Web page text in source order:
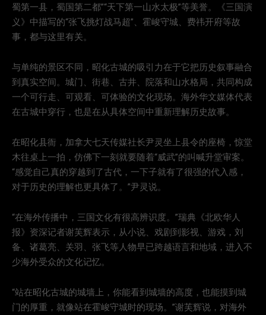
蜀第一县，蜀国第二都”“天下第一山水太极”等美誉。《三国演
义》中描写的“张飞挑灯战马超”、霍峻守城、费祎开府等故
事，都与这里有关。
与单纯的景区不同，昭化古城的吸引力在于它把历史叙事融合
到真实空间。城门、街巷、古井、院落和山水格局，共同构成
一个可行走、可观看、可体验的文化现场。海外华文媒体代表
在古城中穿行，也是在从具体空间中重新理解历史故事。
在昭化县衙，加拿大七天传媒社长尹灵坐上县令的座椅，惊堂
木往桌上一拍，仿佛下一刻就要随着“威武”的叫喊升堂审案。
“感觉自己真的穿越到了古代，一下子就有了很强的代入感，
对于历史的理解也更具体了。”尹灵说。
“在海外传播中，三国文化有很高辨识度。”瑞典《北欧华人
报》资深记者谢芙辉表示，从小说、戏剧到影视、游戏，刘
备、诸葛亮、关羽、张飞等人物早已跨越语言和地域，进入不
少海外受众的文化记忆。
“站在昭化古城的城墙上，你能看到城墙的高度，也能摸到城
门的厚重，就像站在霍峻守城时的现场。”谢芙辉说，对海外